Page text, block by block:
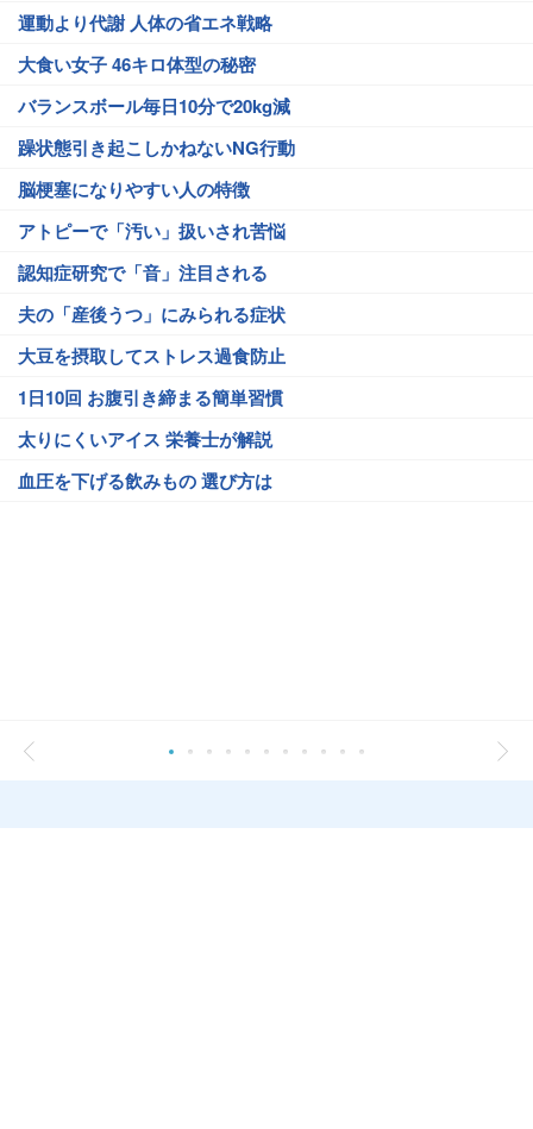
運動より代謝 人体の省エネ戦略
大食い女子 46キロ体型の秘密
バランスボール毎日10分で20kg減
躁状態引き起こしかねないNG行動
脳梗塞になりやすい人の特徴
アトピーで「汚い」扱いされ苦悩
認知症研究で「音」注目される
夫の「産後うつ」にみられる症状
大豆を摂取してストレス過食防止
1日10回 お腹引き締まる簡単習慣
太りにくいアイス 栄養士が解説
血圧を下げる飲みもの 選び方は